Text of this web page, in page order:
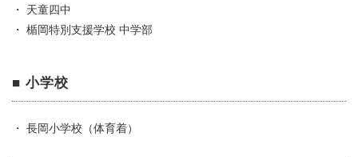
・ 天童四中
・ 楯岡特別支援学校 中学部
■ 小学校
・ 長岡小学校（体育着）